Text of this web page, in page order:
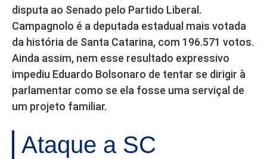
disputa ao Senado pelo Partido Liberal.
Campagnolo é a deputada estadual mais votada
da história de Santa Catarina, com 196.571 votos.
Ainda assim, nem esse resultado expressivo
impediu Eduardo Bolsonaro de tentar se dirigir à
parlamentar como se ela fosse uma serviçal de
um projeto familiar.
Ataque a SC